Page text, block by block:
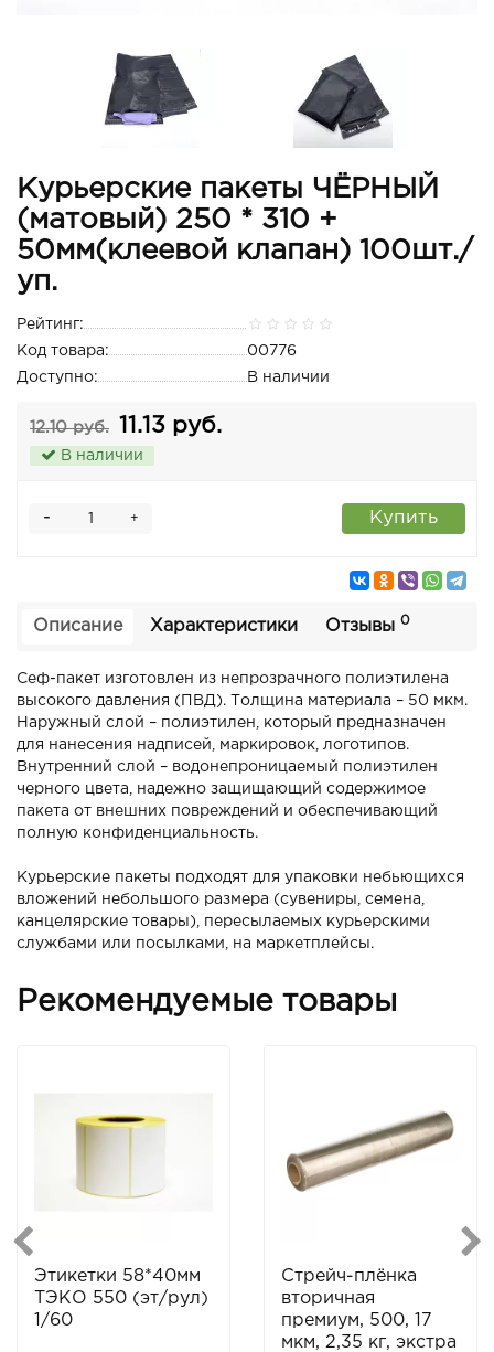
Курьерские пакеты ЧЁРНЫЙ
(матовый) 250 * 310 +
50мм(клеевой клапан) 100шт./
уп.
Рейтинг:
Код товара:
00776
Доступно:
В наличии
12.10 руб. 11.13 руб.
В наличии
+
- Купить
Описание Характеристики Отзывы 0
Сеф-пакет изготовлен из непрозрачного полиэтилена
высокого давления (ПВД). Толщина материала – 50 мкм.
Наружный слой – полиэтилен, который предназначен
для нанесения надписей, маркировок, логотипов.
Внутренний слой – водонепроницаемый полиэтилен
черного цвета, надежно защищающий содержимое
пакета от внешних повреждений и обеспечивающий
полную конфиденциальность.
Курьерские пакеты подходят для упаковки небьющихся
вложений небольшого размера (сувениры, семена,
канцелярские товары), пересылаемых курьерскими
службами или посылками, на маркетплейсы.
Рекомендуемые товары
Этикетки 58*40мм
ТЭКО 550 (эт/рул)
1/60
Стрейч-плёнка
вторичная
премиум, 500, 17
мкм, 2,35 кг, экстра